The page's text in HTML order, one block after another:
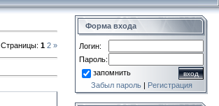
Страницы: 1 2 »
Форма входа
Логин:
Пароль:
запомнить
Забыл пароль| Регистрация